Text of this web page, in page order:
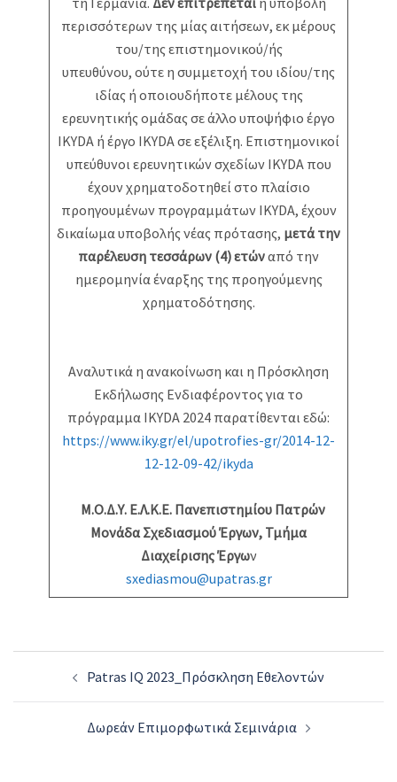
περισσότερων της μίας αιτήσεων, εκ μέρους
του/της επιστημονικού/ής
υπευθύνου, ούτε η συμμετοχή του ιδίου/της
ιδίας ή οποιουδήποτε μέλους της
ερευνητικής ομάδας σε άλλο υποψήφιο έργο
IKYDA ή έργο IKYDA σε εξέλιξη. Επιστημονικοί
υπεύθυνοι ερευνητικών σχεδίων IKYDA που
έχουν χρηματοδοτηθεί στο πλαίσιο
προηγουμένων προγραμμάτων IKYDA, έχουν
δικαίωμα υποβολής νέας πρότασης, μετά την
παρέλευση τεσσάρων (4) ετώναπό την
ημερομηνία έναρξης της προηγούμενης
χρηματοδότησης.
Αναλυτικά η ανακοίνωση και η Πρόσκληση
Εκδήλωσης Ενδιαφέροντος για το
πρόγραμμα ΙΚΥDA 2024 παρατίθενται εδώ:
https://www.iky.gr/el/upotrofies-gr/2014-12-
12-12-09-42/ikyda
Μ.Ο.Δ.Υ. Ε.Λ.Κ.Ε. Πανεπιστημίου Πατρών
Μονάδα Σχεδιασμού Έργων, Τμήμα
Διαχείρισης Έργων
sxediasmou@upatras.gr
navigationPatras IQ 2023_Πρόσκληση Εθελοντών
Δωρεάν Επιμορφωτικά Σεμινάρια